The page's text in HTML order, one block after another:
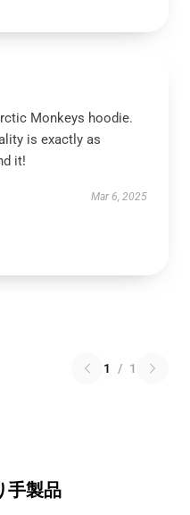
Monkeys hoodie.
is exactly as
it!
Mar 6, 2025
1 / 1
手製品